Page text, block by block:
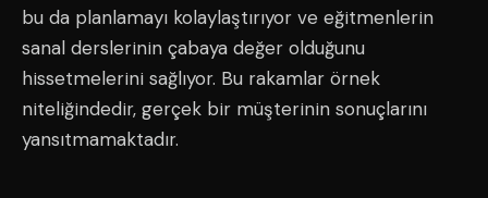
bu da planlamayı kolaylaştırıyor ve eğitmenlerin
sanal derslerinin çabaya değer olduğunu
hissetmelerini sağlıyor. Bu rakamlar örnek
niteliğindedir, gerçek bir müşterinin sonuçlarını
yansıtmamaktadır.